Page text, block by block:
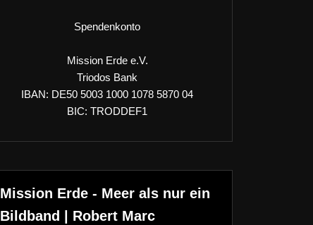
Spendenkonto
Mission Erde e.V.
Triodos Bank
IBAN: DE50 5003 1000 1078 5870 04
BIC: TRODDEF1
Mission Erde - Meer als nur ein
Bildband | Robert Marc